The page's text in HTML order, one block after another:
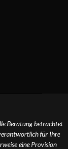
Beratung betrachtet
für Ihre
eine Provision